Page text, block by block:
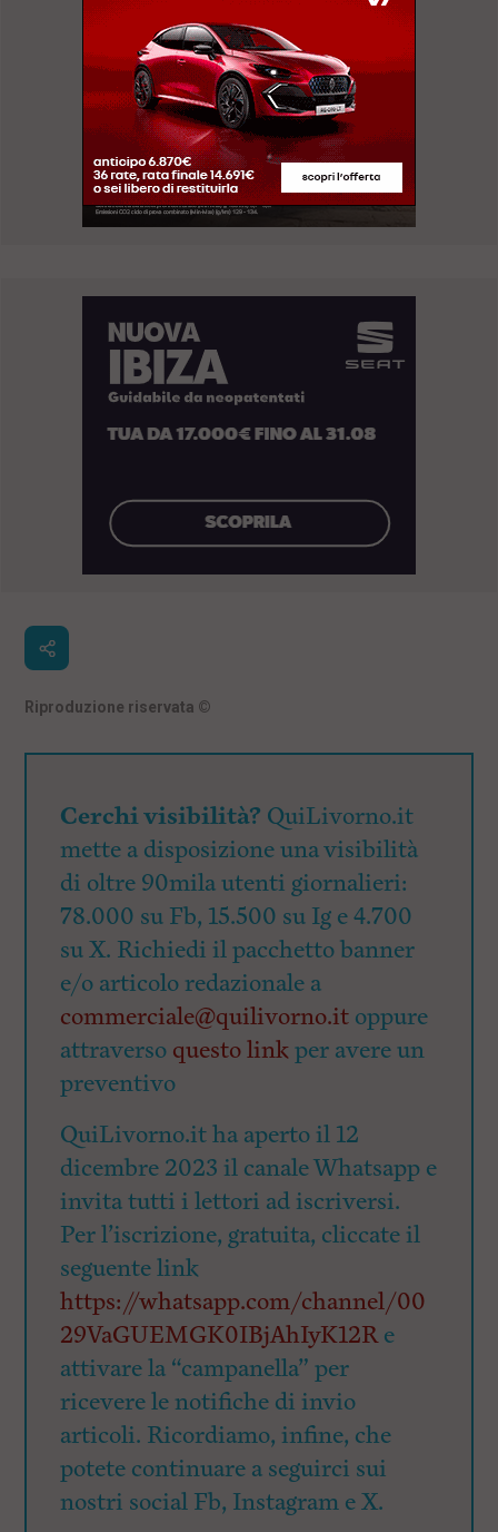
Riproduzione riservata ©
Cerchi visibilità? QuiLivorno.it
mette a disposizione una visibilità
di oltre 90mila utenti giornalieri:
78.000 su Fb, 15.500 su Ig e 4.700
su X. Richiedi il pacchetto banner
e/o articolo redazionale a
commerciale@quilivorno.it oppure
attraverso questo linkper avere un
preventivo
QuiLivorno.it ha aperto il 12
dicembre 2023 il canale Whatsapp e
invita tutti i lettori ad iscriversi.
Per l’iscrizione, gratuita, cliccate il
seguente link
https://whatsapp.com/channel/00
29VaGUEMGK0IBjAhIyK12Re
attivare la “campanella” per
ricevere le notifiche di invio
articoli. Ricordiamo, infine, che
potete continuare a seguirci sui
nostri social Fb, Instagram e X.